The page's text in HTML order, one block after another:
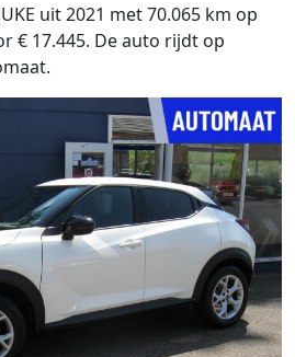
uit 2021 met 70.065 km op
€ 17.445. De auto rijdt op